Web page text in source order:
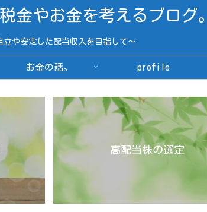
金やお金を考えるブログ。
立や安定した配当収入を目指して～
お金の話。 profile
高配当株の選定